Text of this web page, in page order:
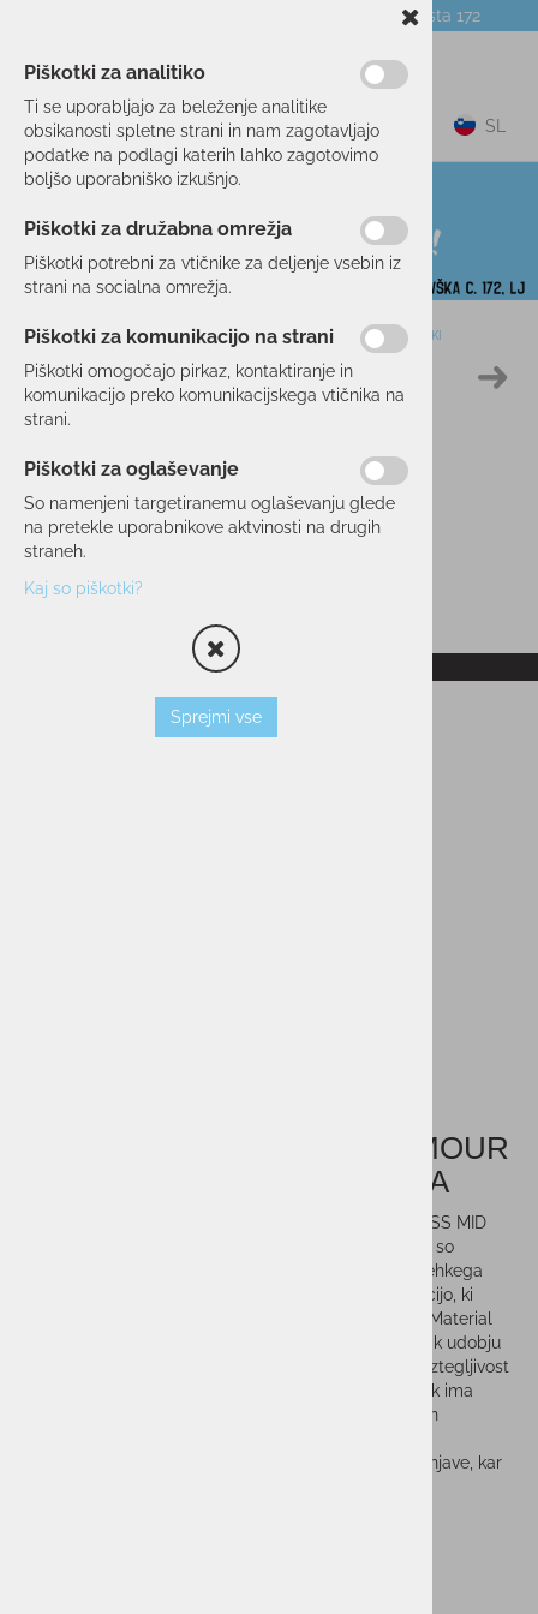
Celovška cesta 172
NOVICE O PODJETJU DARILNI BONI
SL
Domov TEK/TRENING OBLAČILA ŠPORTNI MODRČKI
48 %
RAZPRODANO
Ženski modrček UNDER ARMOUR
VANISH SEAMLESS MID BRA
Ženski modrček UNDER ARMOUR VANISH SEAMLESS MID
BRA je zasnovan za srednje intenzivne aktivnosti, kot so
kolesarjenje, vadba z utežmi in boks. Izdelan je iz mehkega
pletenega materiala s strateško nameščeno ventilacijo, ki
zagotavlja zračnost tam, kjer je to najbolj potrebno. Material
učinkovito odvaja znoj in se hitro suši, kar pripomore k udobju
med vadbo. Tehnologija 4-Way Stretch omogoča raztegljivost
v vse smeri, kar zagotavlja svobodo gibanja. Nedrček ima
klasičen pulover dizajn z racerback hrbtnim delom in
Tehnologija za nadzor vonja zmanjšuje neprijetne vonjave, kar
Piškotki za analitiko
Ti se uporabljajo za beleženje analitike
obsikanosti spletne strani in nam zagotavljajo
podatke na podlagi katerih lahko zagotovimo
boljšo uporabniško izkušnjo.
Piškotki za družabna omrežja
Piškotki potrebni za vtičnike za deljenje vsebin iz
strani na socialna omrežja.
Piškotki za komunikacijo na strani
Piškotki omogočajo pirkaz, kontaktiranje in
komunikacijo preko komunikacijskega vtičnika na
strani.
Piškotki za oglaševanje
So namenjeni targetiranemu oglaševanju glede
na pretekle uporabnikove aktvinosti na drugih
straneh.
Kaj so piškotki?
Sprejmi vse